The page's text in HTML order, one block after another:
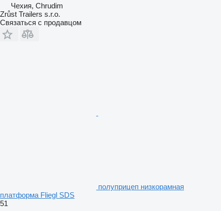
Чехия, Chrudim
Zrůst Trailers s.r.o.
Связаться с продавцом
полуприцеп низкорамная
платформа Fliegl SDS
51